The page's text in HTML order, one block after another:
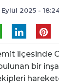
Eylül 2025 -
ilçesinde
bir